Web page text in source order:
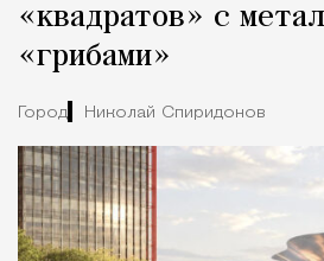
«квадратов» с
«грибами»
Город Николай Спиридонов